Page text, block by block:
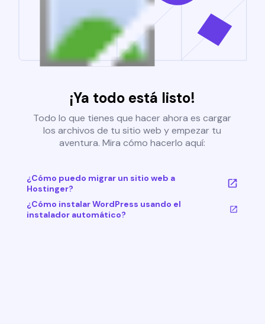
¡Ya todo está listo!
Todo lo que tienes que hacer ahora es cargar
los archivos de tu sitio web y empezar tu
aventura. Mira cómo hacerlo aquí:
¿Cómo puedo migrar un sitio web a
Hostinger?
¿Cómo instalar WordPress usando el
instalador automático?